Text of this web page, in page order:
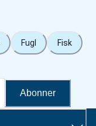
Fugl Fisk
Abonner